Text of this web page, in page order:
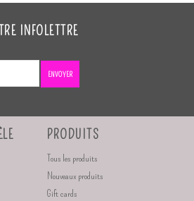
INFOLETTRE
ENVOYER
PRODUITS
Tous les produits
Nouveaux produits
Gift cards